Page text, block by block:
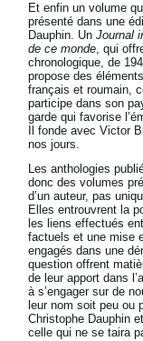
Et enfin un volume
présenté dans une
Dauphin. UnJournal
de ce monde, qui
chronologique, de
propose des
français et roumain,
participe dans son
garde qui favorise
Il fonde avec Victor
nos jours.
Les anthologies
donc des volumes
d’un auteur, pas
Elles entrouvrent la
les liens effectués
factuels et une mise
engagés dans une
question offrent
de leur apport dans
à s’engager sur de
leur nom soit peu ou
Christophe Dauphin
celle qui ne se taira